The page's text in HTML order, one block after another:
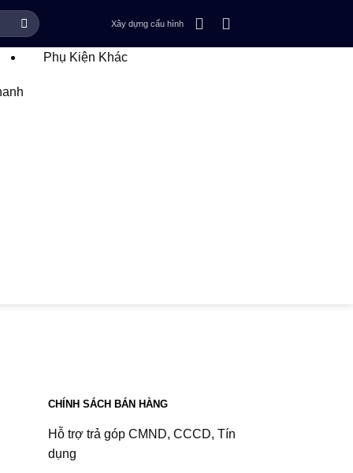
Xây dựng cấu hình
Phụ Kiện Khác
CHÍNH SÁCH BÁN HÀNG
Hỗ trợ trả góp CMND, CCCD, Tín
dụng